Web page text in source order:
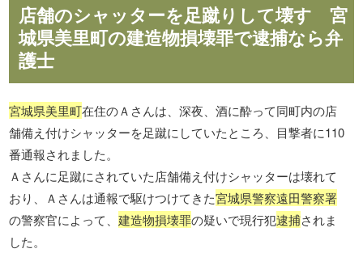
店舗のシャッターを足蹴りして壊す 宮
城県美里町の建造物損壊罪で逮捕なら弁
護士
宮城県美里町在住のＡさんは、深夜、酒に酔って同町内の店
舗備え付けシャッターを足蹴にしていたところ、目撃者に110
番通報されました。
Ａさんに足蹴にされていた店舗備え付けシャッターは壊れて
おり、Ａさんは通報で駆けつけてきた宮城県警察遠田警察署
の警察官によって、建造物損壊罪の疑いで現行犯逮捕されま
した。